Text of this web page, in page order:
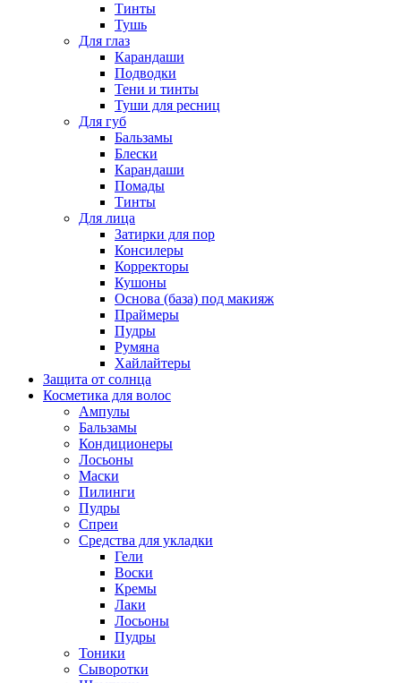
Тинты
Тушь
Для глаз
Карандаши
Подводки
Тени и тинты
Туши для ресниц
Для губ
Бальзамы
Блески
Карандаши
Помады
Тинты
Для лица
Затирки для пор
Консилеры
Корректоры
Кушоны
Основа (база) под макияж
Праймеры
Пудры
Румяна
Хайлайтеры
Защита от солнца
Косметика для волос
Ампулы
Бальзамы
Кондиционеры
Лосьоны
Маски
Пилинги
Пудры
Спреи
Средства для укладки
Гели
Воски
Кремы
Лаки
Лосьоны
Пудры
Тоники
Сыворотки